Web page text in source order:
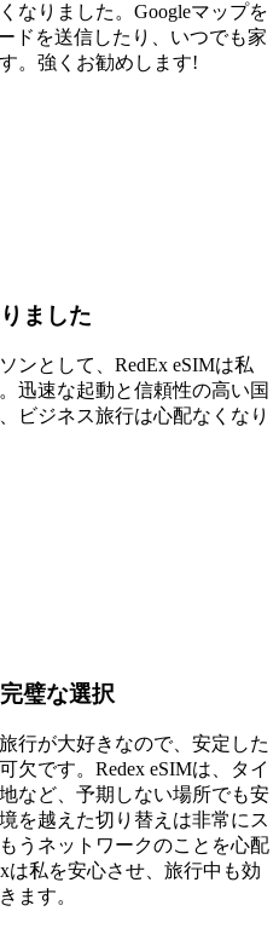
なりました。Googleマップを
ドを送信したり、いつでも家
。強くお勧めします!
ました
ンとして、RedEx eSIMは私
迅速な起動と信頼性の高い国
ビジネス旅行は心配なくなり
璧な選択
行が大好きなので、安定した
欠です。Redex eSIMは、タイ
など、予期しない場所でも安
を越えた切り替えは非常にス
うネットワークのことを心配
は私を安心させ、旅行中も効
ます。